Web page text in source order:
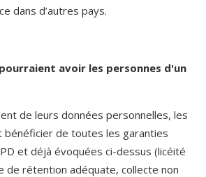
dans d’autres pays.
avoir les personnes d'un
de leurs données personnelles, les
de toutes les garanties
et déjà évoquées ci-dessus (licéité
de rétention adéquate, collecte non